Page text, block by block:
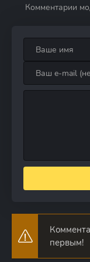
Комментарии
первым!